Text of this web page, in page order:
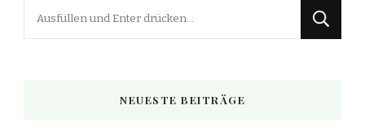
Suchst
NEUESTE BEITRÄGE